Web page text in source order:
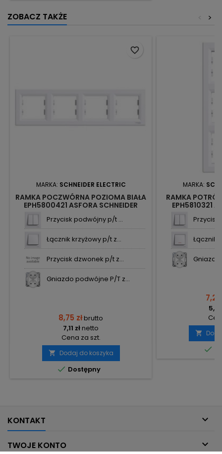
ZOBACZ TAKŻE >
<
MARKA: SCHNEIDER ELECTRIC
RAMKA POCZWÓRNA POZIOMA BIAŁA
EPH5800421 ASFORA SCHNEIDER
Przycisk podwójny p/t ...
Łącznik krzyżowy p/t z...
Przycisk dzwonek p/t z...
Gniazdo podwójne P/T z...
8,75 złbrutto
7,11 złnetto
Cena za szt.
 Dodaj do koszyka
 Dostępny
favorite_border
MARKA:
RAMKA
EPH5810321
Przycisk
Łącznik
7,27


KONTAKT 
TWOJE KONTO 